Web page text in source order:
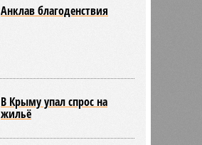
Анклав благоденствия
В Крыму упал спрос на
жильё